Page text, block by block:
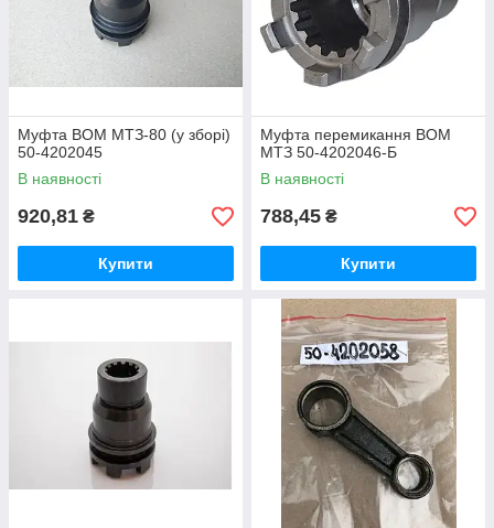
Муфта ВОМ МТЗ-80 (у зборі)
50-4202045
В наявності
920,81 ₴
Купити
Муфта перемикання ВОМ
МТЗ 50-4202046-Б
В наявності
788,45 ₴
Купити